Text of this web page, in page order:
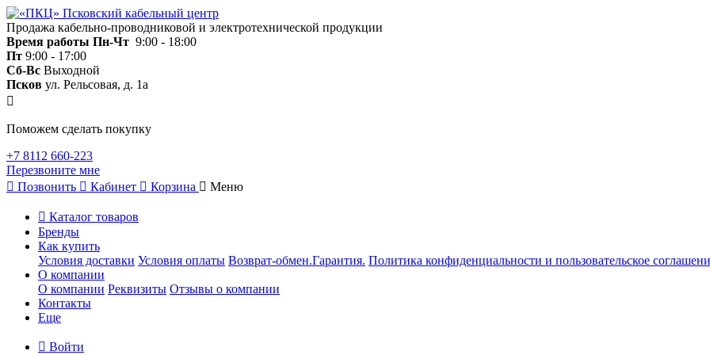
Продажа кабельно-проводниковой и электротехнической продукции
Время работы Пн-Чт 9:00 - 18:00
Пт 9:00 - 17:00
Сб-Вс Выходной
Псков ул. Рельсовая, д. 1а
Поможем сделать покупку
+7 8112 660-223
Перезвоните мне
Позвонить
Кабинет Корзина Меню
Каталог товаров
Бренды
Как купить
Условия доставки Условия оплаты Возврат-обмен.Гарантия. Политика конфиденциальности и пользовательское
О компании
О компании Реквизиты Отзывы о компании
Контакты
Еще
Войти